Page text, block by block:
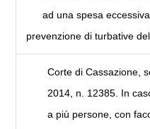
ad una spesa
prevenzione di turbative
Corte di Cassazione,
2014, n. 12385. In
a più persone, con